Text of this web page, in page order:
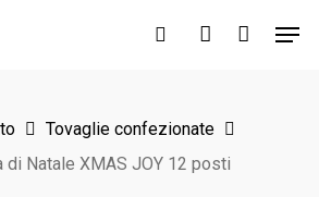
search account
Tovaglie confezionate
di Natale XMAS JOY 12 posti